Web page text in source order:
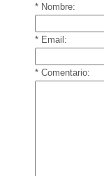
* Nombre:
* Email:
* Comentario: